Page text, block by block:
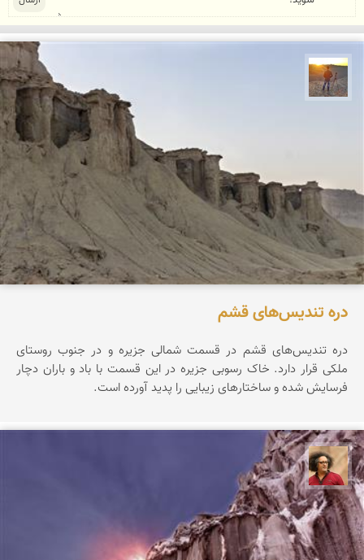
دره تندیس‌های قشم
دره تندیس‌های قشم در قسمت شمالی جزیره و در جنوب روستای
ملکی قرار دارد. خاک رسوبی جزیره در این قسمت با باد و باران دچار
فرسایش شده و ساختارهای زیبایی را پدید آورده است.
مصطفی ربیعی بهشتی